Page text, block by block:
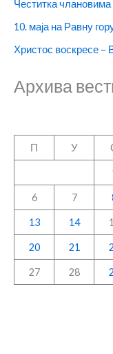
Честитка
10. маја на Равну
Христос воскресе –
Архива
П
У
6 7
13 14
20 21
27 28